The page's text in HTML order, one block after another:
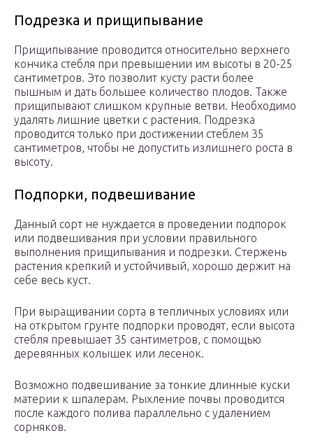
Подрезка и прищипывание
Прищипывание проводится относительно верхнего
кончика стебля при превышении им высоты в 20-25
сантиметров. Это позволит кусту расти более
пышным и дать большее количество плодов. Также
прищипывают слишком крупные ветви. Необходимо
удалять лишние цветки с растения. Подрезка
проводится только при достижении стеблем 35
сантиметров, чтобы не допустить излишнего роста в
высоту.
Подпорки, подвешивание
Данный сорт не нуждается в проведении подпорок
или подвешивания при условии правильного
выполнения прищипывания и подрезки. Стержень
растения крепкий и устойчивый, хорошо держит на
себе весь куст.
При выращивании сорта в тепличных условиях или
на открытом грунте подпорки проводят, если высота
стебля превышает 35 сантиметров, с помощью
деревянных колышек или лесенок.
Возможно подвешивание за тонкие длинные куски
материи к шпалерам. Рыхление почвы проводится
после каждого полива параллельно с удалением
сорняков.